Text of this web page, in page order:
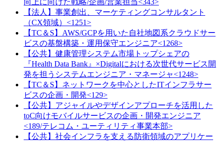
向上に向けた戦略/企画/営業担当<343>
【法人】事業創出、マーケティングコンサルタント
（CX領域）<1251>
【TC＆S】AWS/GCPを用いた自社地図系クラウドサー
ビスの基盤構築・運用保守エンジニア<1268>
【公共】健康管理システム市場トップシェアの
『Health Data Bank』×Digitalにおける次世代サービス開
発を担うシステムエンジニア・マネージャ<1248>
【TC＆S】ネットワークを中心としたITインフラサー
ビスの企画・開発<129>
【公共】アジャイルやデザインアプローチを活用した
toC向けモバイルサービスの企画・開発エンジニア
<189/テレコム・ユーティリティ事業本部>
【公共】社会インフラを支える防衛領域のアプリケー